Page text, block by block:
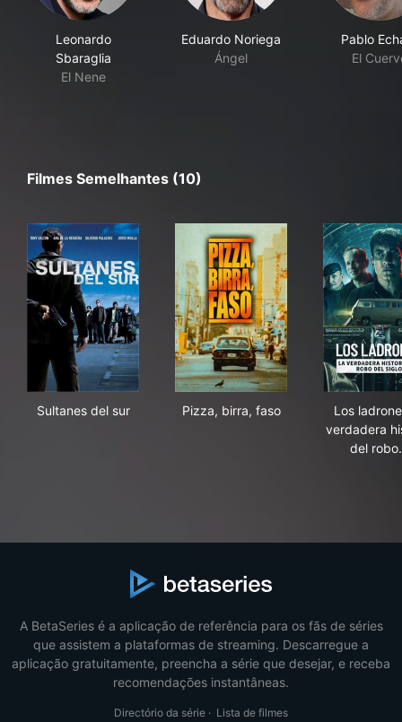
Leonardo
Sbaraglia
El Nene
Eduardo Noriega
Ángel
Pablo
El
Filmes Semelhantes (10)
Sultanes del sur Pizza, birra, faso
Los
verdadera
del
A BetaSeries é a aplicação de referência para os fãs de séries
que assistem a plataformas de streaming. Descarregue a
aplicação gratuitamente, preencha a série que desejar, e receba
recomendações instantâneas.
Directório da série · Lista de filmes